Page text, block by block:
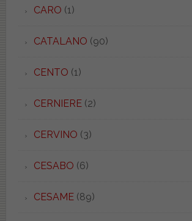
CARO (1)
CATALANO (90)
CENTO (1)
CERNIERE(2)
CERVINO (3)
CESABO (6)
CESAME(89)